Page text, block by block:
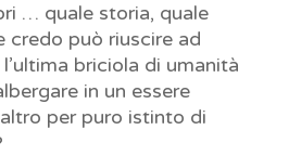
… quale storia, quale
credo può riuscire ad
briciola di umanità
in un essere
per puro istinto di